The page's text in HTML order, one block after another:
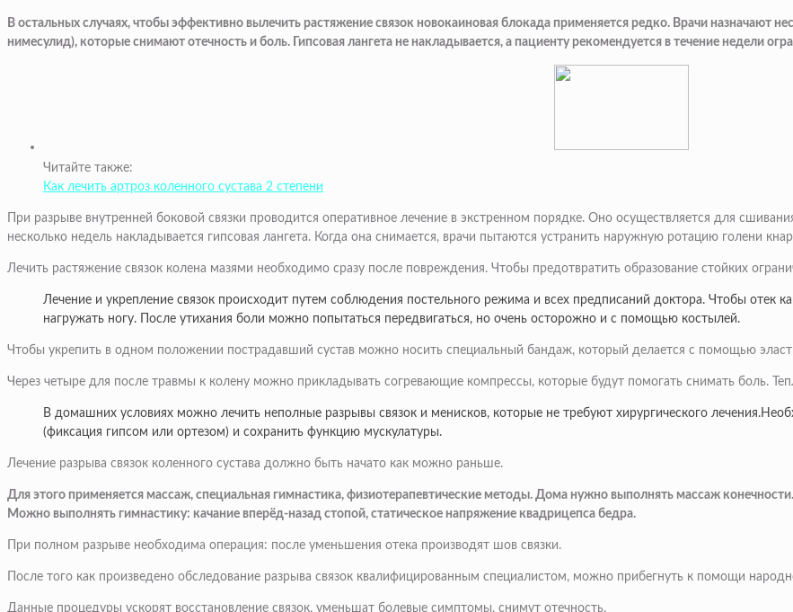
В остальных случаях, чтобы эффективно вылечить растяжение связок новокаиновая блокада применяется редко. Врачи назначают
нимесулид), которые снимают отечность и боль. Гипсовая лангета не накладывается, а пациенту рекомендуется в течение недели
Читайте также:
Как лечить артроз коленного сустава 2 степени
При разрыве внутренней боковой связки проводится оперативное лечение в экстренном порядке. Оно осуществляется для
несколько недель накладывается гипсовая лангета. Когда она снимается, врачи пытаются устранить наружную ротацию голени
Лечить растяжение связок колена мазями необходимо сразу после повреждения. Чтобы предотвратить образование стойких
Лечение и укрепление связок происходит путем соблюдения постельного режима и всех предписаний доктора. Чтобы
нагружать ногу. После утихания боли можно попытаться передвигаться, но очень осторожно и с помощью костылей.
Чтобы укрепить в одном положении пострадавший сустав можно носить специальный бандаж, который делается с помощью
Через четыре для после травмы к колену можно прикладывать согревающие компрессы, которые будут помогать снимать боль.
В домашних условиях можно лечить неполные разрывы связок и менисков, которые не требуют хирургического
(фиксация гипсом или ортезом) и сохранить функцию мускулатуры.
Лечение разрыва связок коленного сустава должно быть начато как можно раньше.
Для этого применяется массаж, специальная гимнастика, физиотерапевтические методы. Дома нужно выполнять массаж
Можно выполнять гимнастику: качание вперёд-назад стопой, статическое напряжение квадрицепса бедра.
При полном разрыве необходима операция: после уменьшения отека производят шов связки.
После того как произведено обследование разрыва связок квалифицированным специалистом, можно прибегнуть к помощи
Данные процедуры ускорят восстановление связок, уменьшат болевые симптомы, снимут отечность.